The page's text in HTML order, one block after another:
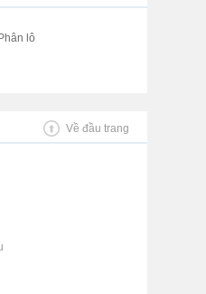
lô
Về đầu trang